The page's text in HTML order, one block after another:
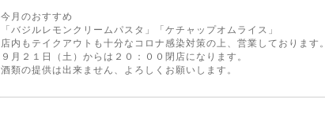
今月のおすすめ
「バジルレモンクリームパスタ」「ケチャップオムライス」
店内もテイクアウトも十分なコロナ感染対策の上、営業しております。
９月２１日（土）からは２０：００閉店になります。
酒類の提供は出来ません、よろしくお願いします。